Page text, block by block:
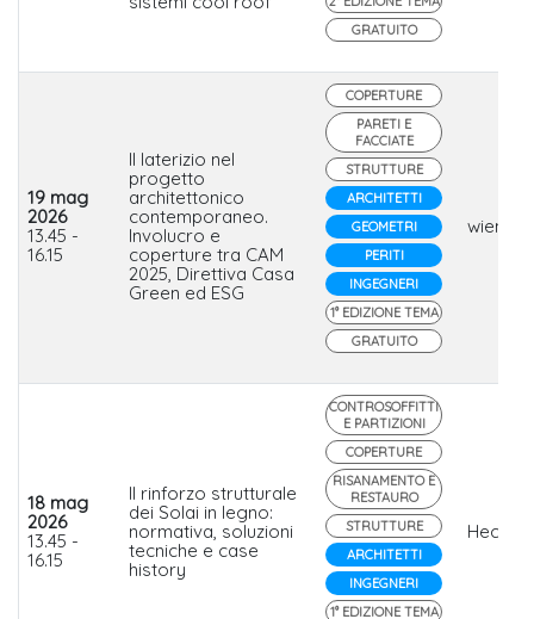
GRATUITO
19 mag
2026
13.45 -
16.15
Il laterizio nel
progetto
architettonico
contemporaneo.
Involucro e
coperture tra CAM
2025, Direttiva Casa
Green ed ESG
COPERTURE
PARETI E
FACCIATE
STRUTTURE
ARCHITETTI
GEOMETRI
PERITI
INGEGNERI
1° EDIZIONE TEMA
GRATUITO
18 mag
2026
13.45 -
16.15
Il rinforzo strutturale
dei Solai in legno:
normativa, soluzioni
tecniche e case
history
CONTROSOFFITTI
E PARTIZIONI
COPERTURE
RISANAMENTO E
RESTAURO
STRUTTURE
ARCHITETTI
INGEGNERI
1° EDIZIONE TEMA
Heco